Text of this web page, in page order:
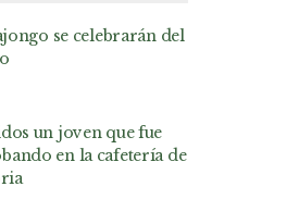
se celebrarán del
un joven que fue
en la cafetería de